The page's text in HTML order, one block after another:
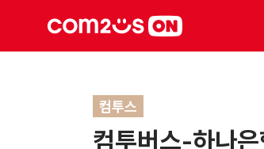
컴투스
컴투버스-하나